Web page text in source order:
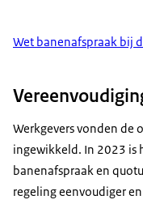
Wet banenafspraak bij
Werkgevers vonden de
ingewikkeld. In 2023 is
banenafspraak en
regeling eenvoudiger